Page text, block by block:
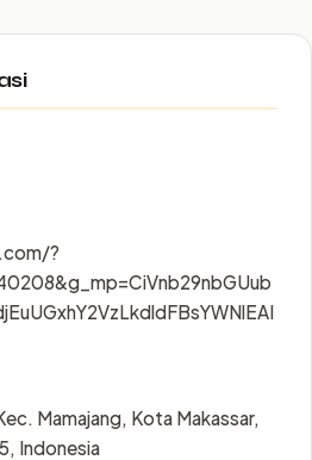
?
Mamajang, Kota Makassar,
Indonesia